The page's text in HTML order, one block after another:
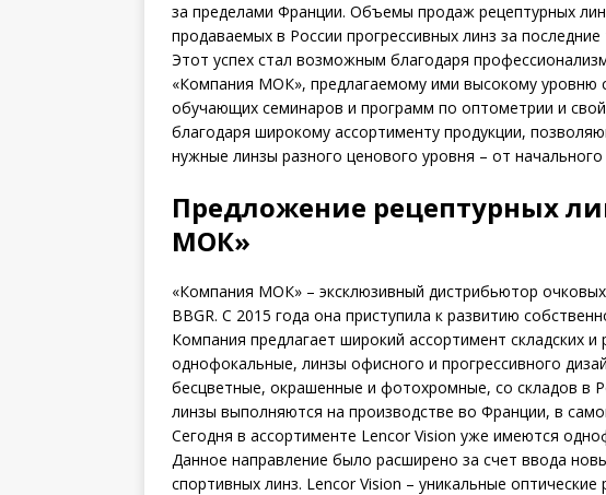
за пределами Франции. Объемы продаж рецептурных
продаваемых в России прогрессивных линз за
Этот успех стал возможным благодаря
«Компания МОК», предлагаемому ими высокому уровню
обучающих семинаров и программ по оптометрии и
благодаря широкому ассортименту продукции,
нужные линзы разного ценового уровня – от
Предложение рецептурных
МОК»
«Компания МОК» – эксклюзивный дистрибьютор
BBGR. C 2015 года она приступила к развитию
Компания предлагает широкий ассортимент складских и
однофокальные, линзы офисного и прогрессивного
бесцветные, окрашенные и фотохромные, со складов в
линзы выполняются на производстве во Франции, в
Сегодня в ассортименте Lencor Vision уже имеются
Данное направление было расширено за счет ввода
спортивных линз. Lencor Vision – уникальные